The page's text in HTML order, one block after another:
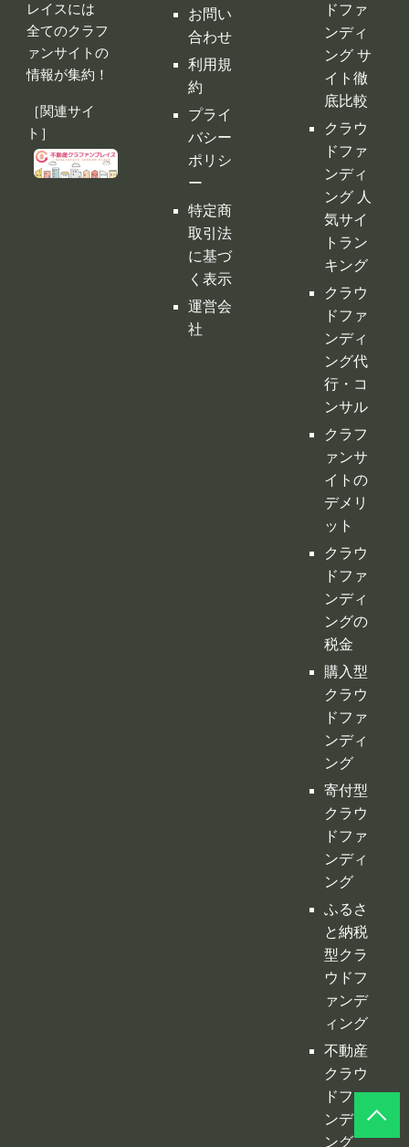
レイスには
全てのクラフ
ァンサイトの
情報が集約！
［関連サイ
ト］
お問い
合わせ
利用規
約
プライ
バシー
ポリシ
ー
特定商
取引法
に基づ
く表示
運営会
社
ドファ
ンディ
ング サ
イト徹
底比較
クラウ
ドファ
ンディ
ング 人
気サイ
トラン
キング
クラウ
ドファ
ンディ
ング代
行・コ
ンサル
クラフ
ァンサ
イトの
デメリ
ット
クラウ
ドファ
ンディ
ングの
税金
購入型
クラウ
ドファ
ンディ
ング
寄付型
クラウ
ドファ
ンディ
ング
ふるさ
と納税
型クラ
ウドフ
ァンデ
ィング
不動産
クラウ
ドファ
ンディ
ング